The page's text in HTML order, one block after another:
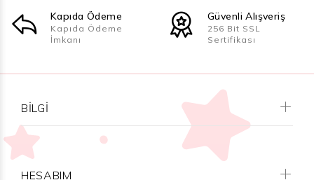
Kapıda Ödeme
Kapıda Ödeme
İmkanı
Güvenli Alışveriş
256 Bit SSL
Sertifikası
BILGI
HESABIM